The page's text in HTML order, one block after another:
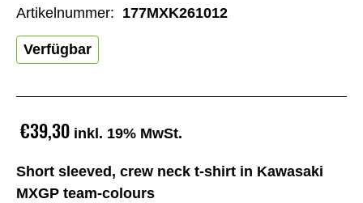
Short sleeved, crew neck t-shirt in Kawasaki
MXGP team-colours
€39,30 inkl. 19% MwSt.
Verfügbar
Artikelnummer: 177MXK261012